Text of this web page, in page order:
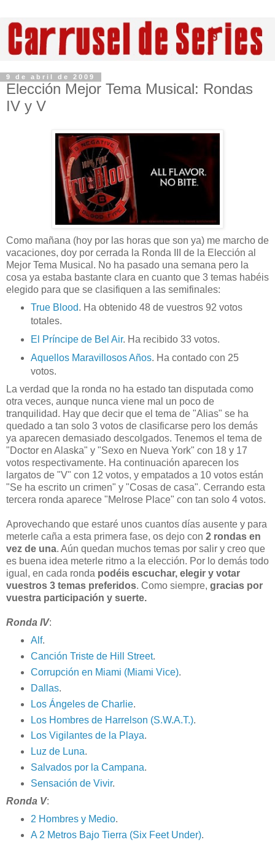
9 de abril de 2009
Elección Mejor Tema Musical: Rondas
IV y V
Como mañana (hoy por las horas que son ya) me marcho de
vacaciones, doy por cerrada la Ronda III de la Elección al
Mejor Tema Musical. No ha pasado una semana pero la
cosa ya estaba bastante clara en cuanto que 3 temas habéis
elegido para que se clasifiquen a las semifinales:
True Blood. Ha obtenido 48 de vuestros 92 votos
totales.
El Príncipe de Bel Air. Ha recibido 33 votos.
Aquellos Maravillosos Años. Ha contado con 25
votos.
La verdad que la ronda no ha estado tan disputada como
otra veces, aunque nunca viene mal un poco de
tranquilidad. Hay que decir que el tema de "Alias" se ha
quedado a tan solo 3 votos de clasificarse pero los demás
ya aparecen demasiado descolgados. Tenemos el tema de
"Doctor en Alaska" y "Sexo en Nueva York" con 18 y 17
votos respectivamente. Ha continuación aparecen los
largatos de "V" con 12 votos, y empatados a 10 votos están
"Se ha escrito un crimen" y "Cosas de casa". Cerrando esta
tercera ronda aparece "Melrose Place" con tan solo 4 votos.
Aprovechando que estaré unos cuantos días ausente y para
meterle caña a esta primera fase, os dejo con 2 rondas en
vez de una. Aún quedan muchos temas por salir y creo que
es buena idea meterle ritmo a la elección. Por lo demás todo
igual, en cada ronda podéis escuchar, elegir y votar
vuestros 3 temas preferidos. Como siempre, gracias por
vuestra participación y suerte.
Ronda IV:
Alf.
Canción Triste de Hill Street.
Corrupción en Miami (Miami Vice).
Dallas.
Los Ángeles de Charlie.
Los Hombres de Harrelson (S.W.A.T.).
Los Vigilantes de la Playa.
Luz de Luna.
Salvados por la Campana.
Sensación de Vivir.
Ronda V:
2 Hombres y Medio.
A 2 Metros Bajo Tierra (Six Feet Under).